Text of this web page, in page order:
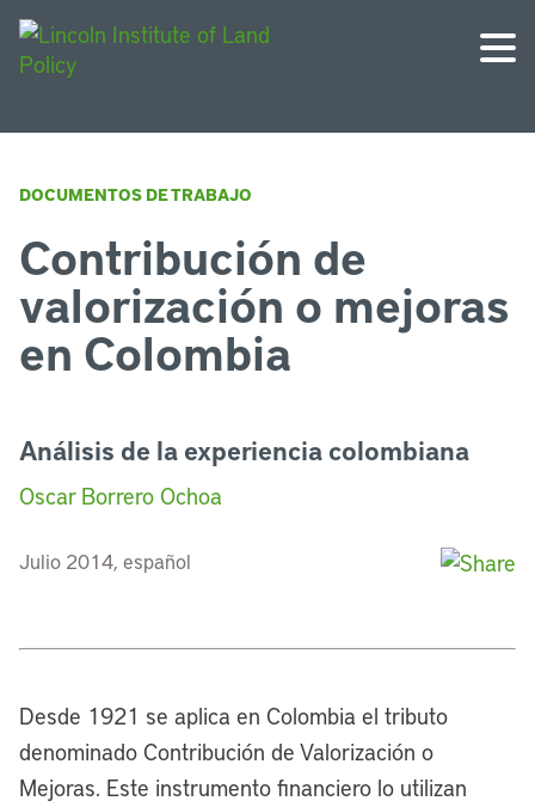
DOCUMENTOS DE TRABAJO
Contribución de
valorización o mejoras
en Colombia
Análisis de la experiencia colombiana
Oscar Borrero Ochoa
Julio 2014, español
Desde 1921 se aplica en Colombia el tributo
denominado Contribución de Valorización o
Mejoras. Este instrumento financiero lo utilizan